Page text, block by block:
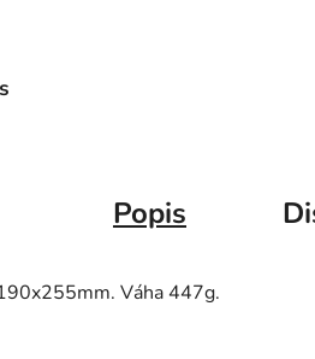
Popis
Váha 447g.